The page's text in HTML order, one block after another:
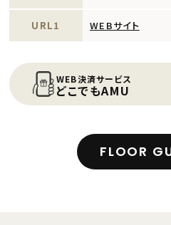
URL1 WEBサイト
WEB決済サービス
どこでもAMU
FLOOR